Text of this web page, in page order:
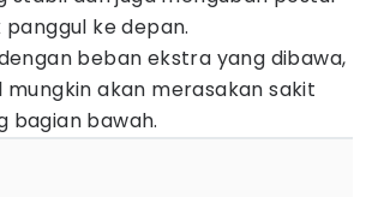
ke depan.
beban ekstra yang dibawa,
mungkin akan merasakan sakit
bagian bawah.